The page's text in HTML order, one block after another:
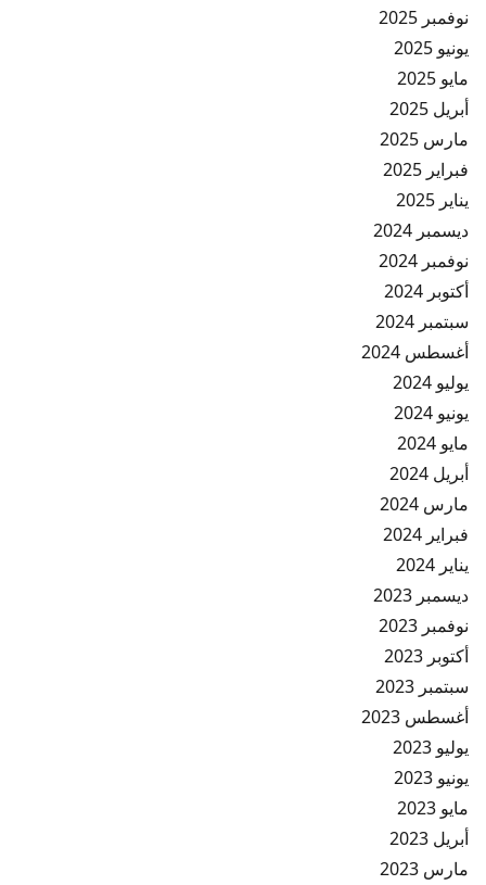
نوفمبر 2025
يونيو 2025
مايو 2025
أبريل 2025
مارس 2025
فبراير 2025
يناير 2025
ديسمبر 2024
نوفمبر 2024
أكتوبر 2024
سبتمبر 2024
أغسطس 2024
يوليو 2024
يونيو 2024
مايو 2024
أبريل 2024
مارس 2024
فبراير 2024
يناير 2024
ديسمبر 2023
نوفمبر 2023
أكتوبر 2023
سبتمبر 2023
أغسطس 2023
يوليو 2023
يونيو 2023
مايو 2023
أبريل 2023
مارس 2023